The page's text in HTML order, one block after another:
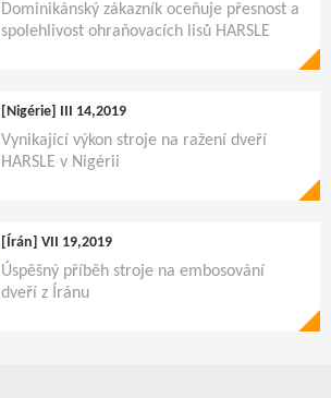
Dominikánský zákazník oceňuje přesnost a
spolehlivost ohraňovacích lisů HARSLE
[Nigérie] III 14,2019
Vynikající výkon stroje na ražení dveří
HARSLE v Nigérii
[Írán] VII 19,2019
Úspěšný příběh stroje na embosování
dveří z Íránu